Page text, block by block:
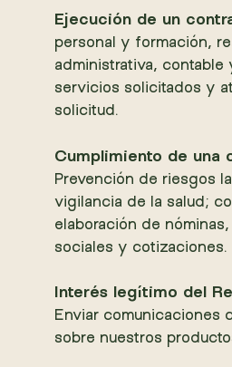
Ejecución de un
personal y formación,
administrativa,
servicios solicitados y
solicitud.
Cumplimiento de una
Prevención de riesgos
vigilancia de la salud;
elaboración de
sociales y cotizaciones.
Interés legítimo del
Enviar comunicaciones
sobre nuestros